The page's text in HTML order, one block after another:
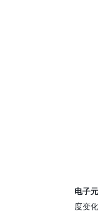
电子
度变